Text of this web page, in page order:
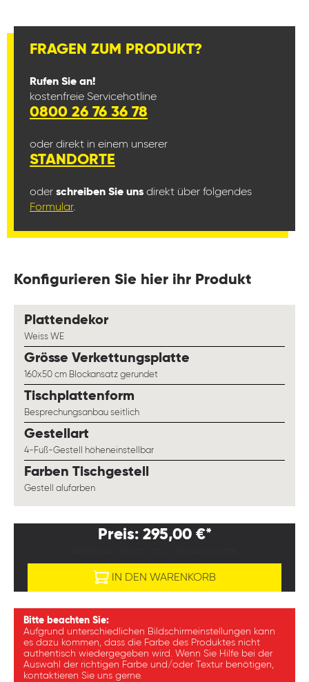
FRAGEN ZUM PRODUKT?
Rufen Sie an!
kostenfreie Servicehotline
0800 26 76 36 78
oder direkt in einem unserer
STANDORTE
oder schreiben Sie uns direkt über folgendes
Formular.
Konfigurieren Sie hier ihr Produkt
Plattendekorauswählen
Weiss WE
Grösse Verkettungsplatte
160x50 cm Blockansatz gerundet
Tischplattenform
Besprechungsanbau seitlich
Gestellart
4-Fuß-Gestell höheneinstellbar
Farben Tischgestell
Gestell alufarben
Preis: 295,00 €*
IN DEN WARENKORB
Bitte beachten Sie:
Aufgrund unterschiedlichen Bildschirmeinstellungen kann
es dazu kommen, dass die Farbe des Produktes nicht
authentisch wiedergegeben wird. Wenn Sie Hilfe bei der
Auswahl der richtigen Farbe und/oder Textur benötigen,
kontaktieren Sie uns gerne.